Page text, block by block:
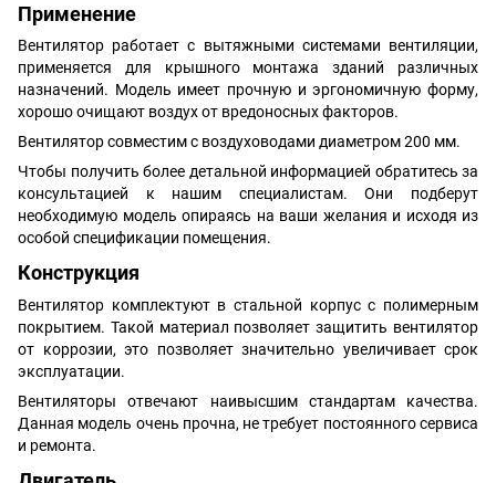
Применение
Вентилятор работает с вытяжными системами вентиляции,
применяется для крышного монтажа зданий различных
назначений. Модель имеет прочную и эргономичную форму,
хорошо очищают воздух от вредоносных факторов.
Вентилятор совместим с воздуховодами диаметром 200 мм.
Чтобы получить более детальной информацией обратитесь за
консультацией к нашим специалистам. Они подберут
необходимую модель опираясь на ваши желания и исходя из
особой спецификации помещения.
Конструкция
Вентилятор комплектуют в стальной корпус с полимерным
покрытием. Такой материал позволяет защитить вентилятор
от коррозии, это позволяет значительно увеличивает срок
эксплуатации.
Вентиляторы отвечают наивысшим стандартам качества.
Данная модель очень прочна, не требует постоянного сервиса
и ремонта.